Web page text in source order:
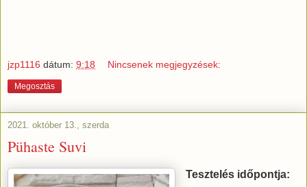
jzp1116 dátum: 9:18 Nincsenek megjegyzések:
Megosztás
2021. október 13., szerda
Pühaste Suvi
Tesztelés időpontja: